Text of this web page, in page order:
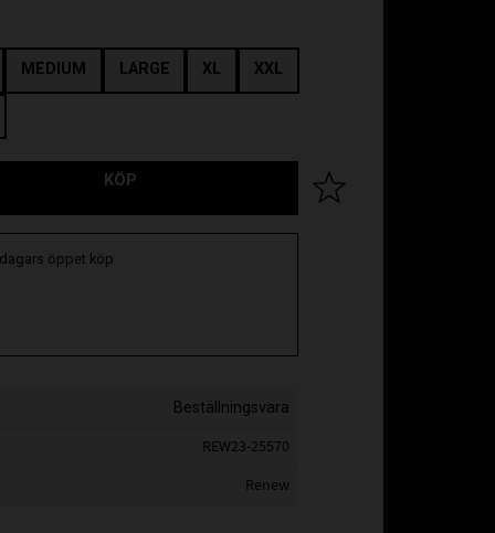
MEDIUM LARGE XL XXL
KÖP Lägg till i favoriter
öppet köp
Beställningsvara
REW23-25570
Renew